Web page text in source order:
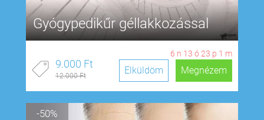
Gyógypedikűr géllakkozással
6 n 13 ó 23 p 0 m
9.000 Ft
12.000 Ft Megnézem
Elküldöm
-50%